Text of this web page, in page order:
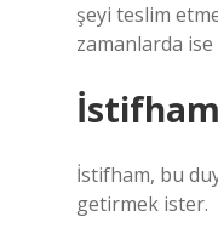
şeyi teslim
zamanlarda ise
İstifham, bu
getirmek ister.